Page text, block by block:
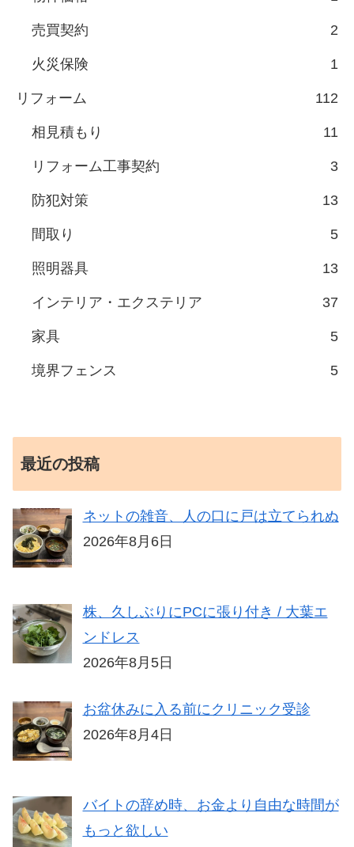
売買契約 2
火災保険 1
リフォーム 112
相見積もり 11
リフォーム工事契約 3
防犯対策 13
間取り 5
照明器具 13
インテリア・エクステリア 37
家具 5
境界フェンス 5
最近の投稿
ネットの雑音、人の口に戸は立てられぬ
2026年8月6日
株、久しぶりにPCに張り付き / 大葉エ
ンドレス
2026年8月5日
お盆休みに入る前にクリニック受診
2026年8月4日
バイトの辞め時、お金より自由な時間が
もっと欲しい